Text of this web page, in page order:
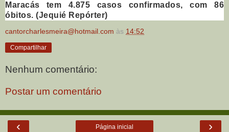
Maracás tem 4.875 casos confirmados, com 86
óbitos. (Jequié Repórter)
cantorcharlesmeira@hotmail.com às 14:52
Compartilhar
Nenhum comentário:
Postar um comentário
‹ ›
Página inicial